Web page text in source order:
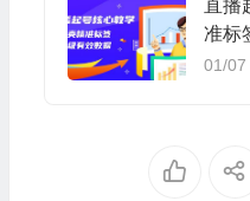
直播
准标
节课）
01/07